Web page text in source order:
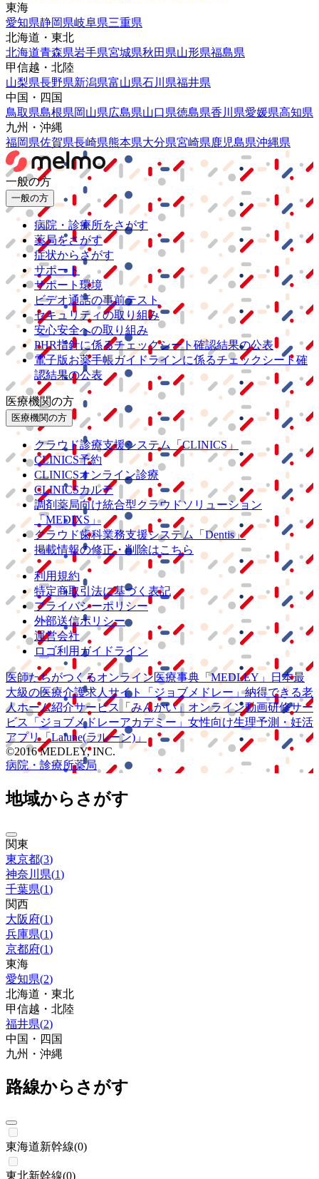
東海
愛知県静岡県岐阜県三重県
北海道・東北
北海道青森県岩手県宮城県秋田県山形県福島県
甲信越・北陸
山梨県長野県新潟県富山県石川県福井県
中国・四国
鳥取県島根県岡山県広島県山口県徳島県香川県愛媛県高知県
九州・沖縄
福岡県佐賀県長崎県熊本県大分県宮崎県鹿児島県沖縄県
一般の方
一般の方
病院・診療所をさがす
薬局をさがす
症状からさがす
サポート
サポート環境
ビデオ通話の事前テスト
セキュリティの取り組み
安心安全への取り組み
PHR指針に係るチェックシート確認結果の公表
電子版お薬手帳ガイドラインに係るチェックシート確
認結果の公表
医療機関の方
医療機関の方
クラウド診療支援システム
「CLINICS」
CLINICS予約
CLINICSオンライン診療
CLINICSカルテ
調剤薬局向け統合型クラウドソリューション
「MEDIXS」
クラウド歯科業務支援システム
「Dentis」
掲載情報の修正・削除はこちら
利用規約
特定商取引法に基づく表記
プライバシーポリシー
外部送信ポリシー
運営会社
ロゴ利用ガイドライン
医師たちがつくるオンライン医療事典 「MEDLEY」
日本最
大級の医療介護求人サイト 「ジョブメドレー」納得できる老
人ホーム紹介サービス
「みんかい」 オンライン動画研修サー
ビス
「ジョブメドレーアカデミー」 女性向け生理予測・妊活
アプリ「Lalune(ラルーン)」
©2016 MEDLEY, INC.
病院・診療所薬局
地域からさがす
関東
東京都(3)
神奈川県(1)
千葉県(1)
関西
大阪府(1)
兵庫県(1)
京都府(1)
東海
愛知県(2)
北海道・東北
甲信越・北陸
福井県(2)
中国・四国
九州・沖縄
路線からさがす
東海道新幹線(0)
東北新幹線(0)